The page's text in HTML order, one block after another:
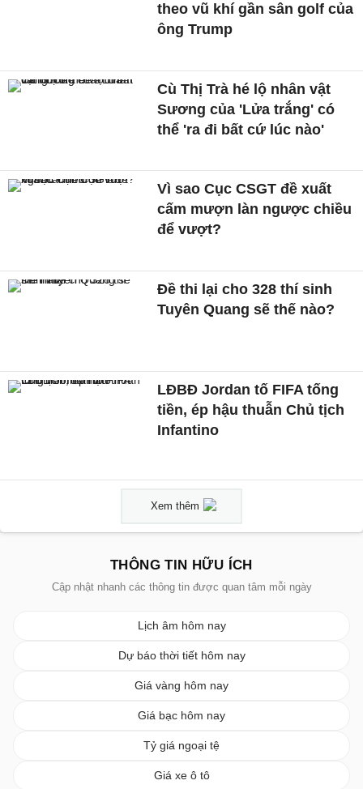
theo vũ khí gần sân golf của
ông Trump
Cù Thị Trà hé lộ nhân vật
Sương của 'Lửa trắng' có
thể 'ra đi bất cứ lúc nào'
Vì sao Cục CSGT đề xuất
cấm mượn làn ngược chiều
để vượt?
Đề thi lại cho 328 thí sinh
Tuyên Quang sẽ thế nào?
LĐBĐ Jordan tố FIFA tống
tiền, ép hậu thuẫn Chủ tịch
Infantino
Xem thêm
THÔNG TIN HỮU ÍCH
Cập nhật nhanh các thông tin được quan tâm mỗi ngày
Lịch âm hôm nay
Dự báo thời tiết hôm nay
Giá vàng hôm nay
Giá bạc hôm nay
Tỷ giá ngoại tệ
Giá xe ô tô